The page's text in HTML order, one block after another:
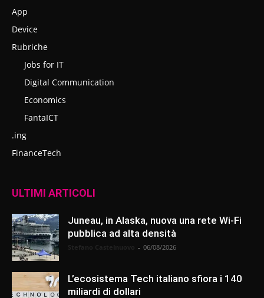
App
Device
Rubriche
Jobs for IT
Digital Communication
Economics
FantaICT
.ing
FinanceTech
ULTIMI ARTICOLI
Juneau, in Alaska, nuova una rete Wi-Fi
pubblica ad alta densità
- 06/08/2026
L’ecosistema Tech italiano sfiora i 140
miliardi di dollari